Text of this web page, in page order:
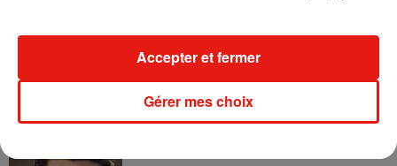
Benny Blanco invite Selena Gomez et
Gérer mes choix
Accepter et fermer